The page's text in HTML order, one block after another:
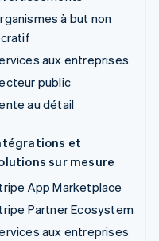
à but non
aux entreprises
public
au détail
et
sur mesure
App Marketplace
Partner Ecosystem
aux entreprises